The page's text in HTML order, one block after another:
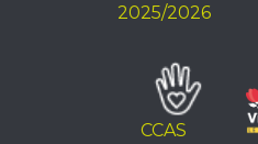
2025/2026
CCAS